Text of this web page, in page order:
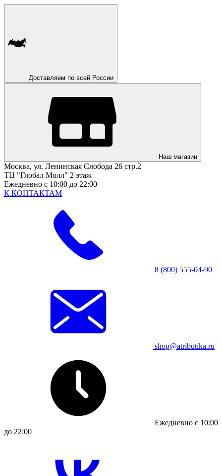
Доставляем по всей России
Наш магазин
Москва, ул. Ленинская Слобода 26 стр.2
ТЦ "Глобал Молл" 2 этаж
Ежедневно с 10:00 до 22:00
К КОНТАКТАМ
8 (800) 555-04-90
shop@atributika.ru
Ежедневно с 10:00
до 22:00